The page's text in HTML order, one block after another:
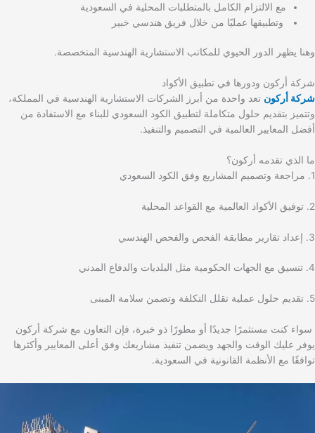
مع الالتزام الكامل بالمتطلبات المحلية في السعودية
وتطبيقها عمليًا من خلال فريق هندسي خبير
وهنا يظهر الدور الحيوي للمكاتب الاستشارية الهندسية المتخصصة.
شركة أركون ودورها في تطبيق الأكواد
شركة أركون تعد واحدة من أبرز الشركات الاستشارية الهندسية في المملكة،
وتتميز بتقديم حلول متكاملة لتطبيق الكود السعودي للبناء مع الاستفادة من
أفضل المعايير العالمية في التصميم والتنفيذ.
ما الذي تقدمه أركون؟
1. مراجعة وتصميم المشاريع وفق الكود السعودي
2. توفيق الأكواد العالمية مع القواعد المحلية
3. إعداد تقارير مطابقة الفحص والفحص الهندسي
4. تنسيق مع الجهات الحكومية مثل البلديات والدفاع المدني
5. تقديم حلول عملية تقلل التكلفة وتضمن سلامة المبنى
سواء كنت مستثمرًا جديدًا أو مطورًا ذو خبرة، فإن التعاون مع شركة أركون
يوفر عليك الوقت والجهد ويضمن تنفيذ مشاريعك وفق أعلى المعايير وأكثرها
توافقًا مع الأنظمة القانونية في السعودية.